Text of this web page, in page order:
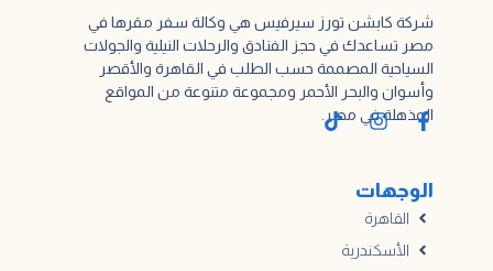
شركة كابشن تورز سيرفيس هي وكالة سفر مقرها في
مصر تساعدك في حجز الفنادق والرحلات النيلية والجولات
السياحية المصممة حسب الطلب في القاهرة والأقصر
وأسوان والبحر الأحمر ومجموعة متنوعة من المواقع
المذهلة في مصر.
الوجهات
القاهرة
الأسكندرية